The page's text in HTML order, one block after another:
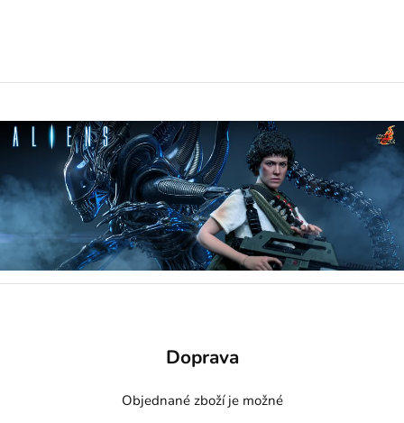
Doprava
Objednané zboží je možné